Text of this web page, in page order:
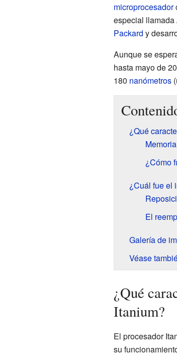
microprocesador
especial llamada
Packard y
Aunque se
hasta mayo de
180 nanómetros
¿Qué
¿Cómo
¿Cuál fue el
El
Galería de
Véase
¿Qué
Itanium?
El procesador
su